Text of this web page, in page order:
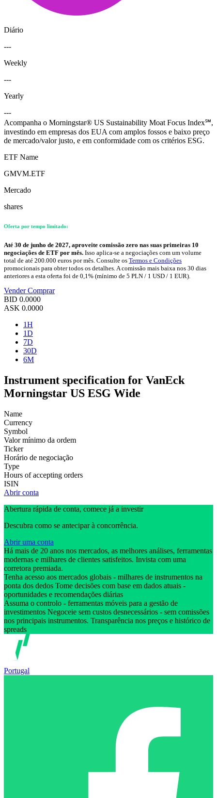
Diário
---
Weekly
---
Yearly
---
Acompanha o Morningstar® US Sustainability Moat Focus Index℠,
investindo em empresas dos EUA com amplos fossos e baixo preço
de mercado/valor justo, e em conformidade com os critérios ESG.
ETF Name
GMVM.ETF
Mercado
shares
Oferta por tempo limitado:
Até 30 de junho de 2027, aproveite comissão zero nas suas primeiras 10
negociações de ETF por mês. Isso aplica-se a negociações com um volume
total de até 200.000 euros por mês. Consulte os Termos e Condições
promocionais para obter todos os detalhes. A comissão mais baixa nos 30 dias
anteriores a esta oferta foi de 0,1% (mínimo de 5 PLN / 1 USD / 1 EUR).
VenderComprar
BID 0.0000
ASK 0.0000
1H
1D
7D
30D
6M
Instrument specification for VanEck
Morningstar US ESG Wide
Name
Currency
Symbol
Valor mínimo da ordem
Ticker
Horário de negociação
Type
Hours of accepting orders
ISIN
Abrir conta
Abertura rápida de conta, comece já a investir
Descubra como se antecipar à concorrência.
Abrir uma conta
Há mais de 20 anos nos mercados, as melhores análises, ferramentas
modernas e milhares de clientes satisfeitos. Invista com uma
corretora premiada.
Tenha acesso aos mercados globais - milhares de instrumentos na
ponta dos dedos Tome decisões com base em dados atuais -
oportunidades e recomendações diárias
Assuma o controlo - ferramentas móveis para a gestão de
investimentos Negoceie sem custos desnecessários - sem comissões
nos principais instrumentos. Transparência nos preços e histórico de
spreads
Portugal